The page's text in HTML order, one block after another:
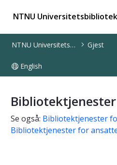
NTNU
NTNU Universitetsbiblioteket Gjest
English
Se også: Bibliotektjenester
Bibliotektjenester for